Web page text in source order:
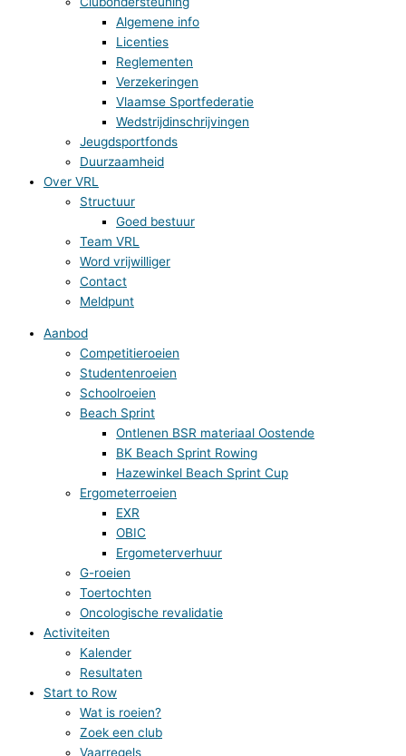
Algemene info
Licenties
Reglementen
Verzekeringen
Vlaamse Sportfederatie
Wedstrijdinschrijvingen
Jeugdsportfonds
Duurzaamheid
Over VRL
Structuur
Goed bestuur
Team VRL
Word vrijwilliger
Contact
Meldpunt
Aanbod
Competitieroeien
Studentenroeien
Schoolroeien
Beach Sprint
Ontlenen BSR materiaal Oostende
BK Beach Sprint Rowing
Hazewinkel Beach Sprint Cup
Ergometerroeien
EXR
OBIC
Ergometerverhuur
G-roeien
Toertochten
Oncologische revalidatie
Activiteiten
Kalender
Resultaten
Start to Row
Wat is roeien?
Zoek een club
Vaarregels